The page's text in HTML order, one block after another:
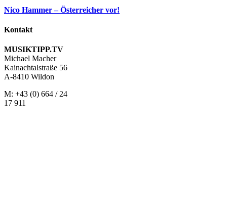
Nico Hammer – Österreicher vor!
Kontakt
MUSIKTIPP.TV
Michael Macher
Kainachtalstraße 56
A-8410 Wildon
M: +43 (0) 664 / 24
17 911